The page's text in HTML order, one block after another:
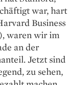
war, hart
Business
waren wir im
an der
Jetzt sind
zu sehen,